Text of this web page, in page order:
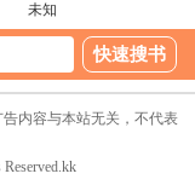
未知
内容与本站无关，不代表